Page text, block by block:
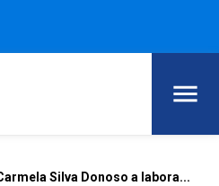
Silva Donoso a labora...